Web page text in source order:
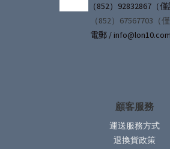
（852）92832867（
（852）67567703（僅
電郵 /
顧客服務
運送服務方式
退換貨政策